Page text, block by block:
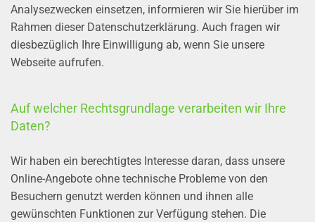
Analysezwecken einsetzen, informieren wir Sie hierüber im
Rahmen dieser Datenschutzerklärung. Auch fragen wir
diesbezüglich Ihre Einwilligung ab, wenn Sie unsere
Webseite aufrufen.
Auf welcher Rechtsgrundlage verarbeiten wir Ihre
Daten?
Wir haben ein berechtigtes Interesse daran, dass unsere
Online-Angebote ohne technische Probleme von den
Besuchern genutzt werden können und ihnen alle
gewünschten Funktionen zur Verfügung stehen. Die